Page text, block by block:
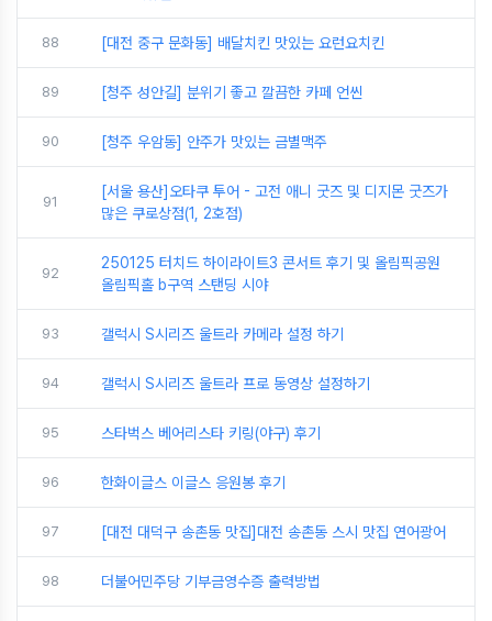
88 [대전 중구 문화동] 배달치킨 맛있는 요런요치킨
89 [청주 성안길] 분위기 좋고 깔끔한 카페 언씬
90 [청주 우암동] 안주가 맛있는 금별맥주
91
[서울 용산]오타쿠 투어 - 고전 애니 굿즈 및 디지몬 굿즈가
많은 쿠로상점(1, 2호점)
92
250125 터치드 하이라이트3 콘서트 후기 및 올림픽공원
올림픽홀 b구역 스탠딩 시야
93 갤럭시 S시리즈 울트라 카메라 설정 하기
94 갤럭시 S시리즈 울트라 프로 동영상 설정하기
95 스타벅스 베어리스타 키링(야구) 후기
96 한화이글스 이글스 응원봉 후기
97 [대전 대덕구 송촌동 맛집]대전 송촌동 스시 맛집 연어광어
98 더불어민주당 기부금영수증 출력방법